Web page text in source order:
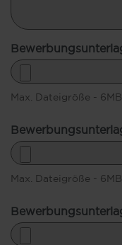
Max. Dateigröße -
Max. Dateigröße -